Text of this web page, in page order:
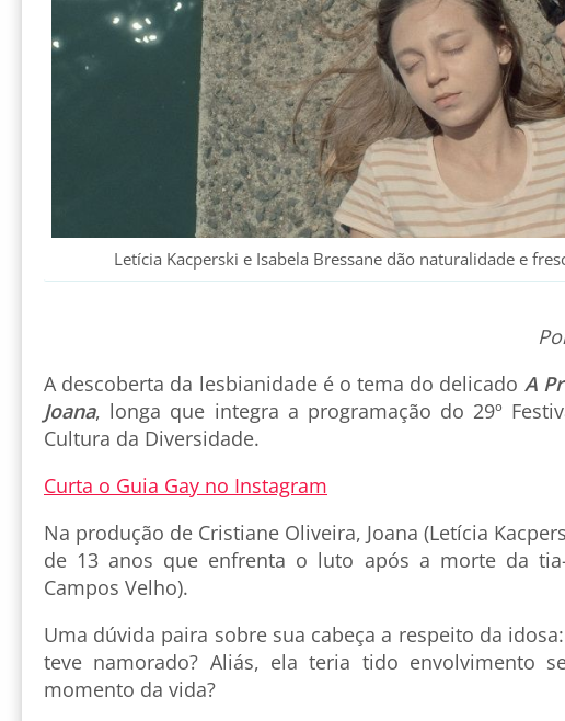
Letícia Kacperski e Isabela Bressane dão naturalidade e
A descoberta da lesbianidade é o tema do delicado A
Joana, longa que integra a programação do 29º
Cultura da Diversidade.
Curta o Guia Gay no Instagram
Na produção de Cristiane Oliveira, Joana (Letícia
de 13 anos que enfrenta o luto após a morte da tia-
Campos Velho).
Uma dúvida paira sobre sua cabeça a respeito da
teve namorado? Aliás, ela teria tido envolvimento
momento da vida?